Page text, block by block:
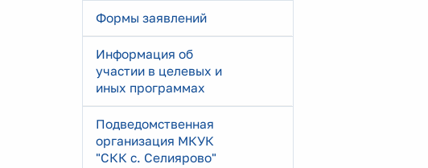
Формы заявлений
Информация об
участии в целевых и
иных программах
Подведомственная
организация МКУК
"СКК с. Селиярово"